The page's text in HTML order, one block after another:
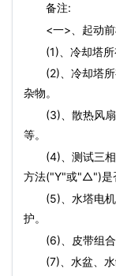
备注:
<一>、起动前
(1)、冷却塔所
(2)、冷却塔所
杂物。
(3)、散热风扇
等。
(4)、测试三相
方法("Y"或"△")是
(5)、水塔电机
护。
(6)、皮带组合
(7)、水盆、水